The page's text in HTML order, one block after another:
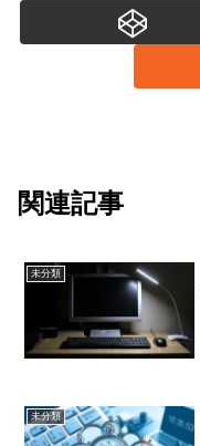
関連記事
未分類
未分類